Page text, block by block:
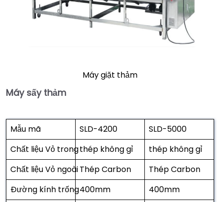
Máy giặt thảm
Máy sấy thảm
Mẫu mã SLD-4200
SLD-5000
Chất liệu Vỏ trongthép không gỉ
thép không gỉ
Chất liệu Vỏ ngoàiThép Carbon
Thép Carbon
Đường kính trống400mm 400mm